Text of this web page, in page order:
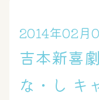
2014年02月
吉本新喜
な・し キ